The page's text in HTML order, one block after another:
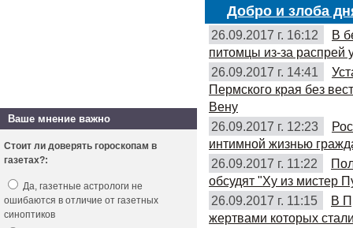
Добро и злоба
26.09.2017 г. 16:12
В
питомцы из-за распрей
26.09.2017 г. 14:41
Пермского края без
Вену
26.09.2017 г. 12:23
интимной жизнью
26.09.2017 г. 11:22
обсудят "Ху из мистер
26.09.2017 г. 11:15
В
жертвами которых
Ваше мнение важно
Стоит ли доверять гороскопам в
газетах?:
Да, газетные астрологи не
ошибаются в отличие от газетных
синоптиков